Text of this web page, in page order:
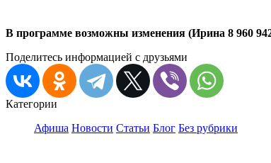
В программе возможны изменения (Ирина 8 960
Поделитесь информацией с друзьями
Категории
Афиша Новости Статьи Блог Без рубрики